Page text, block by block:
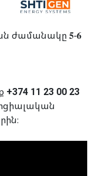
ժամանակը 𝟓-𝟔
+374 11 23 00 23